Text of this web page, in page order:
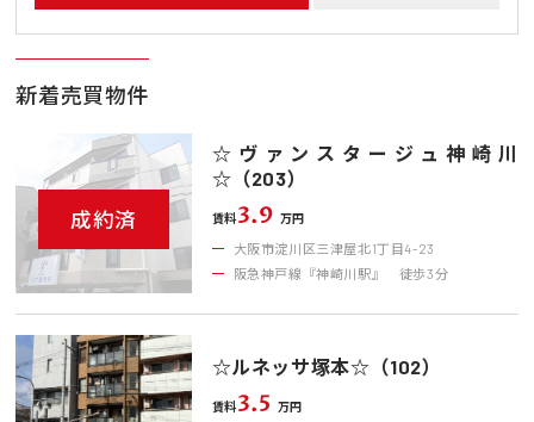
新着売買物件
成約済
☆ヴァンスタージュ神崎川
☆（203）
賃料3.9 万円
大阪市淀川区三津屋北1丁目4-23
阪急神戸線『神崎川駅』 徒歩3分
☆ルネッサ塚本☆（102）
賃料3.5 万円